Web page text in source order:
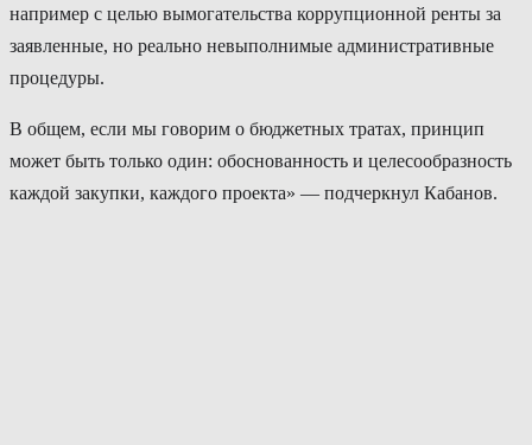
например с целью вымогательства коррупционной ренты за
заявленные, но реально невыполнимые административные
процедуры.
В общем, если мы говорим о бюджетных тратах, принцип
может быть только один: обоснованность и целесообразность
каждой закупки, каждого проекта» — подчеркнул Кабанов.